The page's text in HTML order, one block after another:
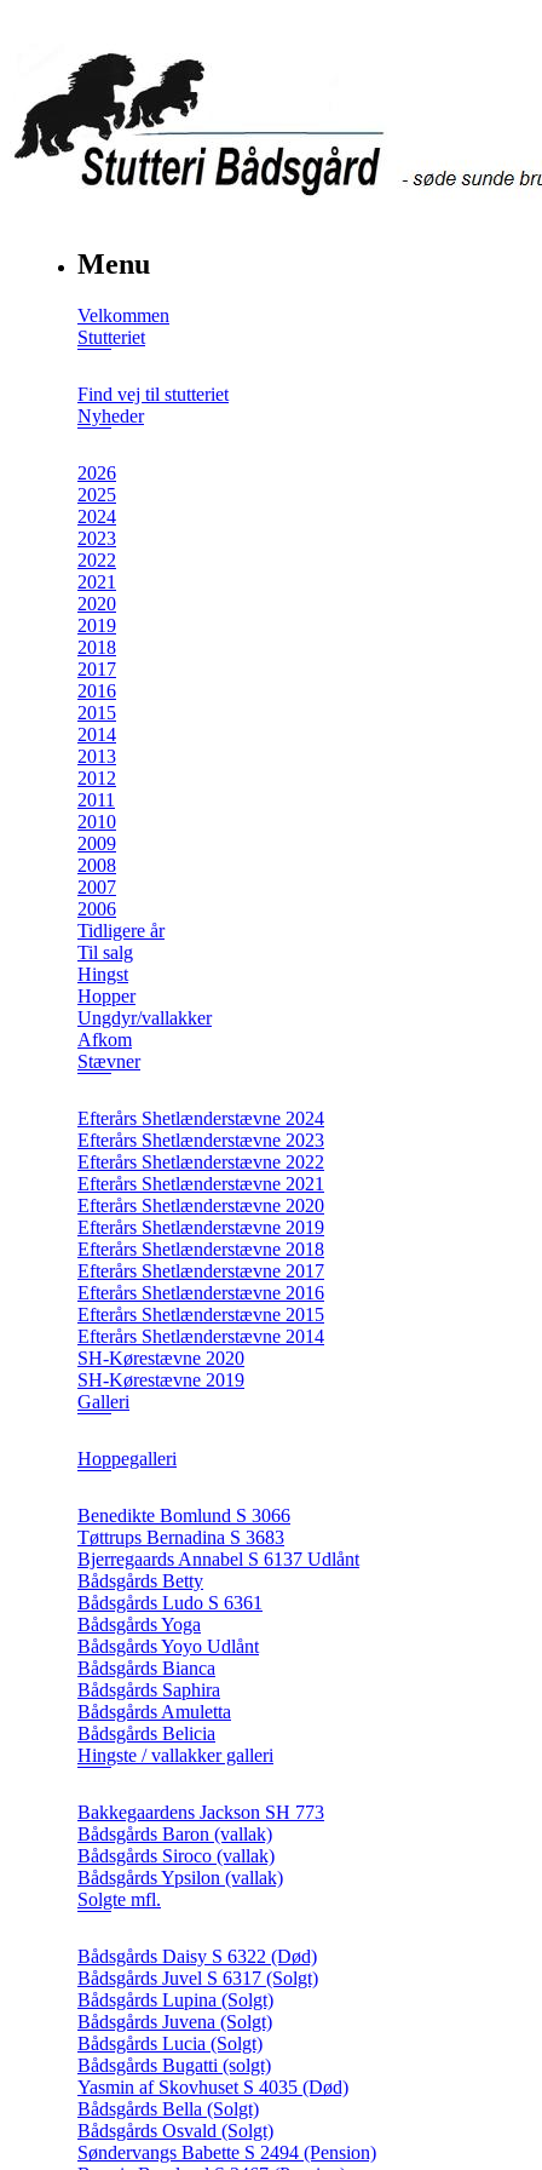
Menu
Velkommen
Stutteriet
Find vej til stutteriet
Nyheder
2026
2025
2024
2023
2022
2021
2020
2019
2018
2017
2016
2015
2014
2013
2012
2011
2010
2009
2008
2007
2006
Tidligere år
Til salg
Hingst
Hopper
Ungdyr/vallakker
Afkom
Stævner
Efterårs Shetlænderstævne 2024
Efterårs Shetlænderstævne 2023
Efterårs Shetlænderstævne 2022
Efterårs Shetlænderstævne 2021
Efterårs Shetlænderstævne 2020
Efterårs Shetlænderstævne 2019
Efterårs Shetlænderstævne 2018
Efterårs Shetlænderstævne 2017
Efterårs Shetlænderstævne 2016
Efterårs Shetlænderstævne 2015
Efterårs Shetlænderstævne 2014
SH-Kørestævne 2020
SH-Kørestævne 2019
Galleri
Hoppegalleri
Benedikte Bomlund S 3066
Tøttrups Bernadina S 3683
Bjerregaards Annabel S 6137 Udlånt
Bådsgårds Betty
Bådsgårds Ludo S 6361
Bådsgårds Yoga
Bådsgårds Yoyo Udlånt
Bådsgårds Bianca
Bådsgårds Saphira
Bådsgårds Amuletta
Bådsgårds Belicia
Hingste / vallakker galleri
Bakkegaardens Jackson SH 773
Bådsgårds Baron (vallak)
Bådsgårds Siroco (vallak)
Bådsgårds Ypsilon (vallak)
Solgte mfl.
Bådsgårds Daisy S 6322 (Død)
Bådsgårds Juvel S 6317 (Solgt)
Bådsgårds Lupina (Solgt)
Bådsgårds Juvena (Solgt)
Bådsgårds Lucia (Solgt)
Bådsgårds Bugatti (solgt)
Yasmin af Skovhuset S 4035 (Død)
Bådsgårds Bella (Solgt)
Bådsgårds Osvald (Solgt)
Søndervangs Babette S 2494 (Pension)